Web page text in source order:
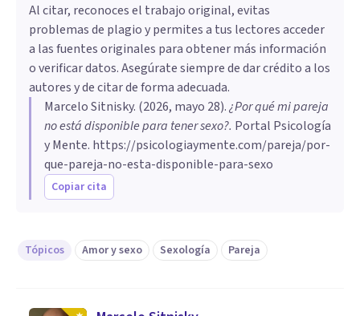
Al citar, reconoces el trabajo original, evitas
problemas de plagio y permites a tus lectores acceder
a las fuentes originales para obtener más información
o verificar datos. Asegúrate siempre de dar crédito a los
autores y de citar de forma adecuada.
Marcelo Sitnisky. (2026, mayo 28).¿Por qué mi pareja
no está disponible para tener sexo?. Portal Psicología
y Mente. https://psicologiaymente.com/pareja/por-
que-pareja-no-esta-disponible-para-sexo
Copiar cita
Tópicos Amor y sexo Sexología Pareja